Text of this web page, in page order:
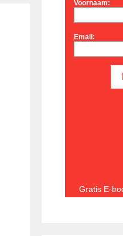
Voornaam:
Email:
Gratis E-